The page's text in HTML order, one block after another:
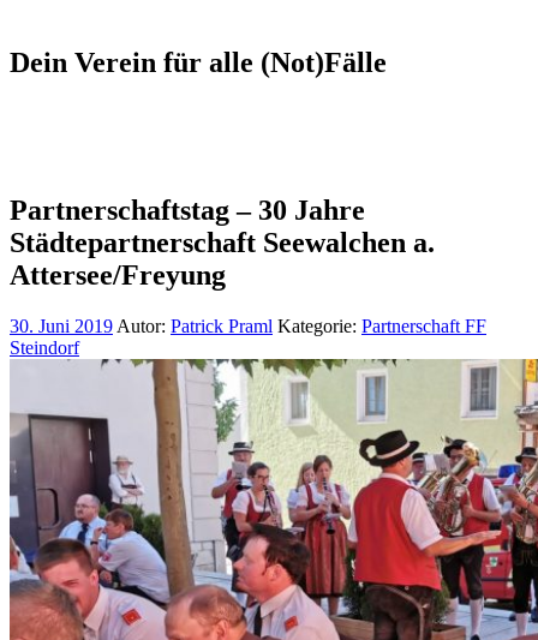
Dein Verein für alle (Not)Fälle
Partnerschaftstag – 30 Jahre
Städtepartnerschaft Seewalchen a.
Attersee/Freyung
30. Juni 2019 Autor: Patrick Praml Kategorie: Partnerschaft FF
Steindorf